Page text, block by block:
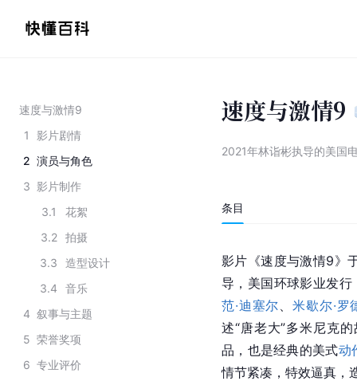
速度与激情9
1
影片剧情
2 演员与角色
3 影片制作
3.1
花絮
3.2
拍摄
3.3
造型设计
3.4
音乐
4 叙事与主题
5 荣誉奖项
6 专业评价
速度与激情9
2021年林诣彬执导的美国
条目
影片《速度与激情9》
导，美国环球影业发行
范·迪塞尔 、米歇尔·罗
述“唐老大”多米尼克
品，也是经典的美式动
情节紧凑，特效逼真，